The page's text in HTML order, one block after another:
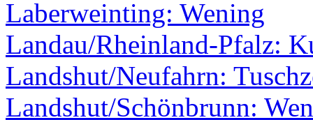
Laberweinting: Wening
Landau/Rheinland-Pfalz:
Landshut/Neufahrn:
Landshut/Schönbrunn: